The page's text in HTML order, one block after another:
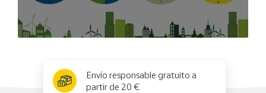
Envío responsable gratuito a
partir de 20 €